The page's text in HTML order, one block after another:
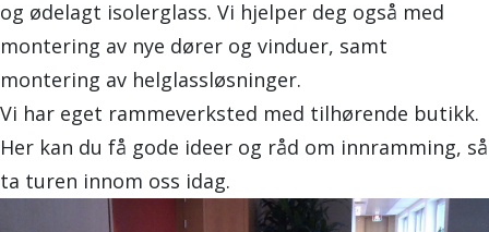
og ødelagt isolerglass. Vi hjelper deg også med
montering av nye dører og vinduer, samt
montering av helglassløsninger.
Vi har eget rammeverksted med tilhørende butikk.
Her kan du få gode ideer og råd om innramming, så
ta turen innom oss idag.